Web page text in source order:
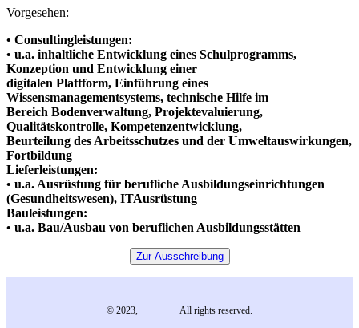
Vorgesehen:
• Consultingleistungen:
• u.a. inhaltliche Entwicklung eines Schulprogramms,
Konzeption und Entwicklung einer
digitalen Plattform, Einführung eines
Wissensmanagementsystems, technische Hilfe im
Bereich Bodenverwaltung, Projektevaluierung,
Qualitätskontrolle, Kompetenzentwicklung,
Beurteilung des Arbeitsschutzes und der Umweltauswirkungen,
Fortbildung
Lieferleistungen:
• u.a. Ausrüstung für berufliche Ausbildungseinrichtungen
(Gesundheitswesen), ITAusrüstung
Bauleistungen:
• u.a. Bau/Ausbau von beruflichen Ausbildungsstätten
Zur Ausschreibung
© 2023, All rights reserved.